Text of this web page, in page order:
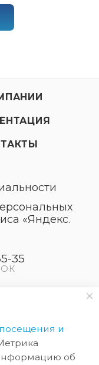
«Яндекс.
35
1,
посещения и
об